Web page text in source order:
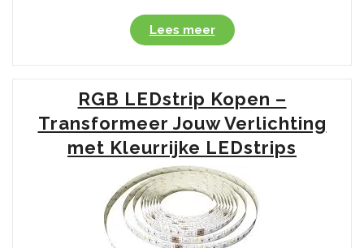
Lees meer“Tips
voor
de
Ideale
Badkamerverlichting:
Creëer
de
Perfecte
Sfeer
in
uw
Badkamer!”
RGB LEDstrip Kopen –
Transformeer Jouw Verlichting
met Kleurrijke LEDstrips